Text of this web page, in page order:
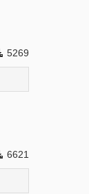
5269
6621